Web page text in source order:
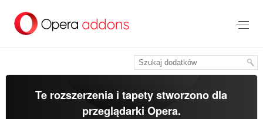
treści
Te rozszerzenia i tapety stworzono dla
przeglądarki Opera.